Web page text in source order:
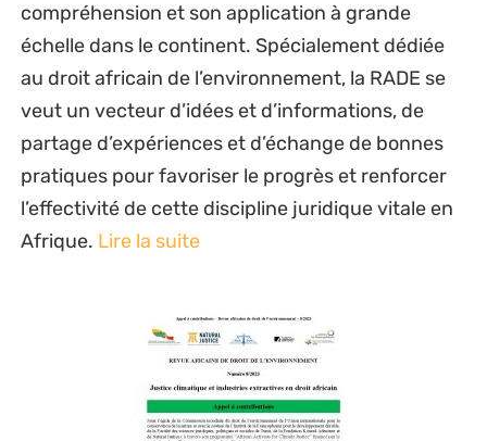
compréhension et son application à grande
échelle dans le continent. Spécialement dédiée
au droit africain de l’environnement, la RADE se
veut un vecteur d’idées et d’informations, de
partage d’expériences et d’échange de bonnes
pratiques pour favoriser le progrès et renforcer
l’effectivité de cette discipline juridique vitale en
Afrique. Lire la suite